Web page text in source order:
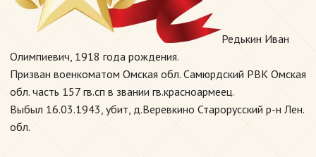
Редькин Иван
Олимпиевич, 1918 года рождения.
Призван военкоматом Омская обл. Самюрдский РВК Омская
обл. часть 157 гв.сп в звании гв.красноармеец.
Выбыл 16.03.1943, убит, д.Веревкино Старорусский р-н Лен.
обл.